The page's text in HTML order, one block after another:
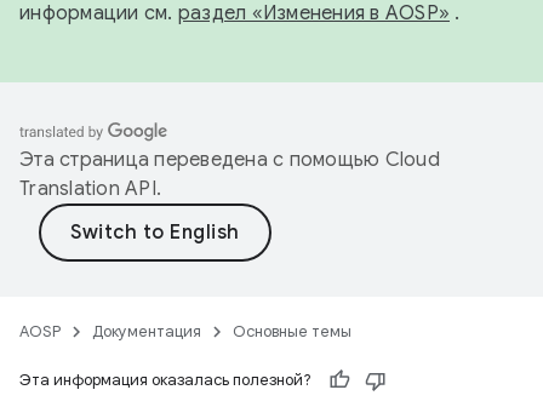
информации см. раздел «Изменения в AOSP» .
Эта страница переведена с помощью Cloud
Translation API.
AOSP Документация Основные темы
Эта информация оказалась полезной?